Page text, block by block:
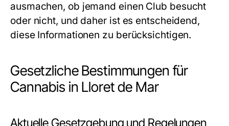
ausmachen, ob jemand einen Club besucht
oder nicht, und daher ist es entscheidend,
diese Informationen zu berücksichtigen.
Gesetzliche Bestimmungen für
Cannabis in Lloret de Mar
Aktuelle Gesetzgebung und Regelungen